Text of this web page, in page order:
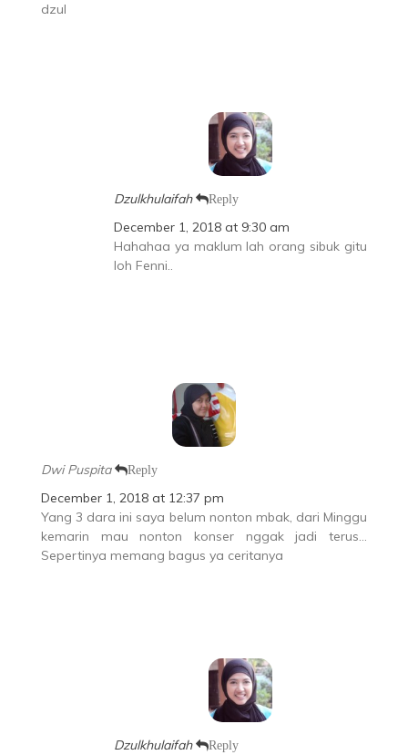
dzul
Dzulkhulaifah Reply
December 1, 2018 at 9:30 am
Hahahaa ya maklum lah orang sibuk gitu
loh Fenni..
Dwi Puspita Reply
December 1, 2018 at 12:37 pm
Yang 3 dara ini saya belum nonton mbak, dari Minggu
kemarin mau nonton konser nggak jadi terus…
Sepertinya memang bagus ya ceritanya
Dzulkhulaifah Reply